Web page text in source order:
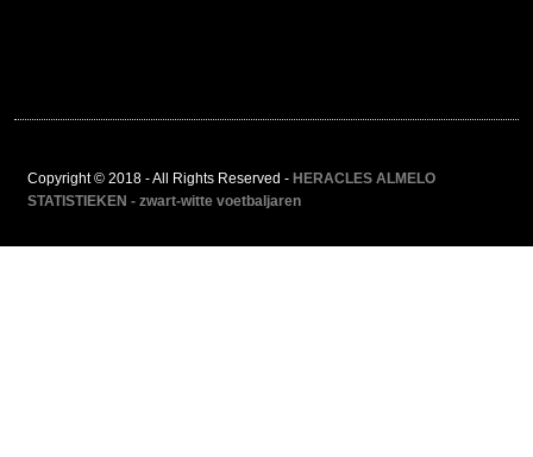
Copyright © 2018 - All Rights Reserved - HERACLES ALMELO
STATISTIEKEN - zwart-witte voetbaljaren